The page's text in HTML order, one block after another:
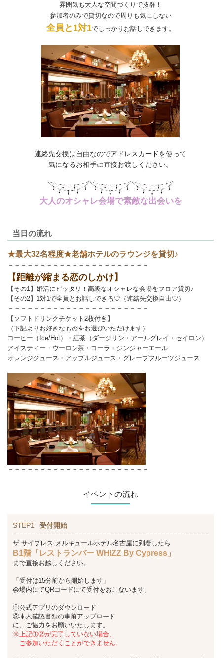
雰囲気も大人な空間づくりで抜群！
参加者のみで貸切なので周りも気にしない
全員と1対1でしっかりお話しできます。
連絡先交換は自由なのでアドレスカードを使って
気になるお相手に直接お渡しください。
大人のオシャレ会場で素敵な出会いを
当日の流れ
★最大32名程度★老舗ホテルのラウンジを貸切♪
－－－－－－－－－－－－－－－－－－－－－－
【距離が縮まる恋のしかけ】
【その1】婚活にピッタリ！高級なオシャレな会場をフロア貸切♪
【その2】1対1で全員とお話しできる♡（連絡先交換自由♡）
－－－－－－－－－－－－－－－－－－－－－－
【ソフトドリンクチケット2枚付き】
（下記よりお好きなものをお選びいただけます）
コーヒー（Ice/Hot）・紅茶（ダージリン・アールグレイ・セイロン）
アイスティー・ウーロン茶・コーラ・ジンジャーエール
オレンジジュース・アップルジュース・グレープフルーツジュース
－－－－－－－－－－－－－－－－－－－－－－
イベントの流れ
STEP1 受付開始
ザ サイプレス メルキュールホテル名古屋に到着したら
B1階「レストランバー WHIZZ By Cypress」
まで直接お越しください。
「受付は15分前から開始します」
会場内にてQRコードにて受付をおこないます。
①公式アプリのダウンロード
②本人確認書類の事前アップロード
に、ご協力をお願いいたします。
※上記①②が完了していない場合、
ご参加いただくことができません。